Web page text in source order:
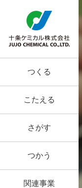
つくる
こたえる
さがす
つかう
関連事業